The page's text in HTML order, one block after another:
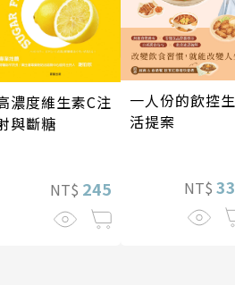
濃度維生素C注
與斷糖
NT$ 245
一人份的飲控生
活提案
NT$